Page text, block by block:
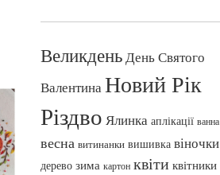
ВеликденьДень Святого
ВалентинаНовий Рік
Різдво Ялинка аплікації ванна
весна витинанки вишивка віночки
дерево зима картон квіти квітники